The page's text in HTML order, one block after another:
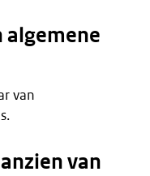
van
van